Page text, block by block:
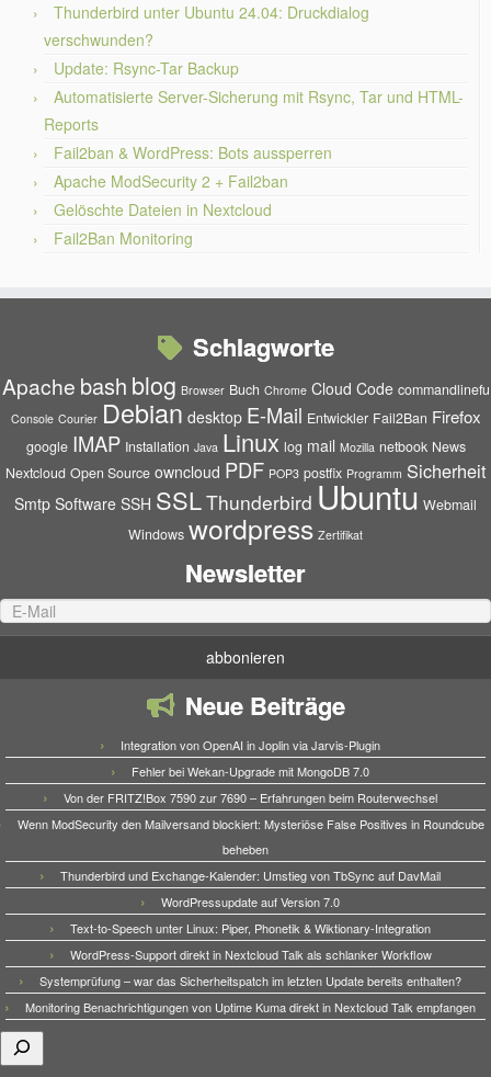
Thunderbird unter Ubuntu 24.04: Druckdialog
verschwunden?
Update: Rsync-Tar Backup
Automatisierte Server-Sicherung mit Rsync, Tar und HTML-
Reports
Fail2ban & WordPress: Bots aussperren
Apache ModSecurity 2 + Fail2ban
Gelöschte Dateien in Nextcloud
Fail2Ban Monitoring
Schlagworte
Apache bash blog Browser Buch Chrome Cloud Code commandlinefu
Console Courier Debian desktop E-Mail Entwickler Fail2Ban Firefox
google IMAP Installation Java Linux log mail Mozilla netbook News
Nextcloud Open Source owncloud PDF POP3 postfix Programm Sicherheit
Smtp Software SSH SSLThunderbird Ubuntu Webmail
Windows wordpress Zertifikat
Newsletter
Neue Beiträge
Integration von OpenAI in Joplin via Jarvis-Plugin
Fehler bei Wekan-Upgrade mit MongoDB 7.0
Von der FRITZ!Box 7590 zur 7690 – Erfahrungen beim Routerwechsel
Wenn ModSecurity den Mailversand blockiert: Mysteriöse False Positives in Roundcube
beheben
Thunderbird und Exchange-Kalender: Umstieg von TbSync auf DavMail
WordPressupdate auf Version 7.0
Text-to-Speech unter Linux: Piper, Phonetik & Wiktionary-Integration
WordPress-Support direkt in Nextcloud Talk als schlanker Workflow
Systemprüfung – war das Sicherheitspatch im letzten Update bereits enthalten?
Monitoring Benachrichtigungen von Uptime Kuma direkt in Nextcloud Talk empfangen
Suchen